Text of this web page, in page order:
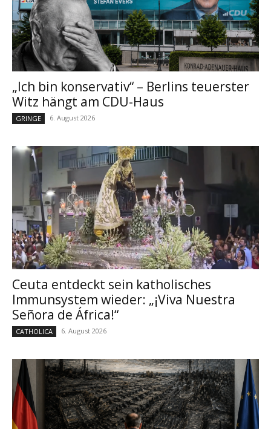
„Ich bin konservativ“ – Berlins teuerster
Witz hängt am CDU-Haus
GRINGE 6. August 2026
Ceuta entdeckt sein katholisches
Immunsystem wieder: „¡Viva Nuestra
Señora de África!“
CATHOLICA 6. August 2026